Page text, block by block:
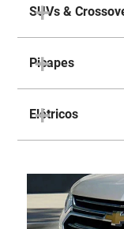
SUVs &
Picapes
Elétricos